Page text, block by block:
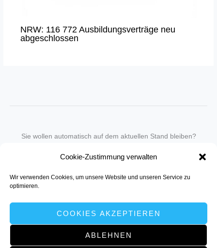
Cookie-Zustimmung verwalten
Wir verwenden Cookies, um unsere Website und unseren Service zu
optimieren.
COOKIES AKZEPTIEREN
ABLEHNEN
NRW: 116 772 Ausbildungsverträge neu
abgeschlossen
Sie wollen automatisch auf dem aktuellen Stand bleiben?
in unseren Newsletter-Service auf.
Senden Sie für ein Angebot einfach eine